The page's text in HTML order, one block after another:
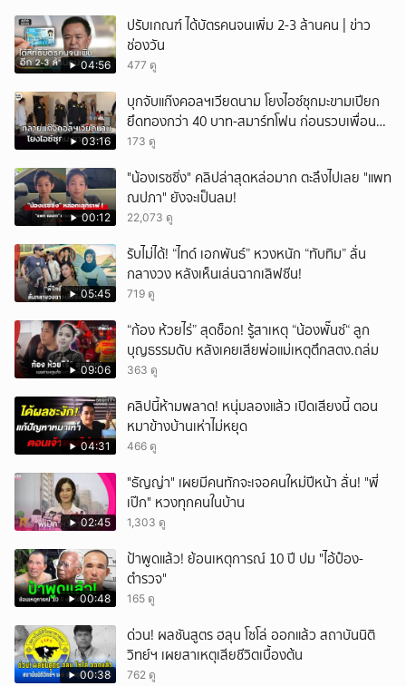
04:56
ปรับเกณฑ์ ได้บัตรคนจนเพิ่ม 2-3 ล้านคน | ข่าว
ช่องวัน
477 ดู
03:16
บุกจับแก๊งคอลฯเวียดนาม โยงไอซ์ซุกมะขามเปียก
ยึดทองกว่า 40 บาท-สมาร์ทโฟน ก่อนรวบเพื่อน
ร่วมทีมหอบเงิน 1.5 แสนติดสินบนคาโรงพัก
173 ดู
00:12
"น้องเรซซิ่ง" คลิปล่าสุดหล่อมาก ตะลึงไปเลย "แพท
ณปภา" ยังจะเป็นลม!
22,073 ดู
05:45
รับไม่ได้! “ไทด์ เอกพันธ์” หวงหนัก “ทับทิม” ลั่น
กลางวง หลังเห็นเล่นฉากเลิฟซีน!
719 ดู
09:06
“ก้อง ห้วยไร่” สุดช็อก! รู้สาเหตุ “น้องพั๊นซ์“ ลูก
บุญธรรมดับ หลังเคยเสียพ่อแม่เหตุตึกสตง.ถล่ม
363 ดู
04:31
คลิปนี้ห้ามพลาด! หนุ่มลองแล้ว เปิดเสียงนี้ ตอน
หมาข้างบ้านเห่าไม่หยุด
466 ดู
02:45
"ธัญญ่า" เผยมีคนทักจะเจอคนใหม่ปีหน้า ลั่น! "พี่
เป๊ก" หวงทุกคนในบ้าน
1,303 ดู
00:48
ป้าพูดแล้ว! ย้อนเหตุการณ์ 10 ปี ปม "ไอ้ป๋อง-
ตำรวจ"
165 ดู
00:38
ด่วน! ผลชันสูตร ฮลุน โซโล่ ออกแล้ว สถาบันนิติ
วิทย์ฯ เผยสาเหตุเสียชีวิตเบื้องต้น
762 ดู
ยกเลิก